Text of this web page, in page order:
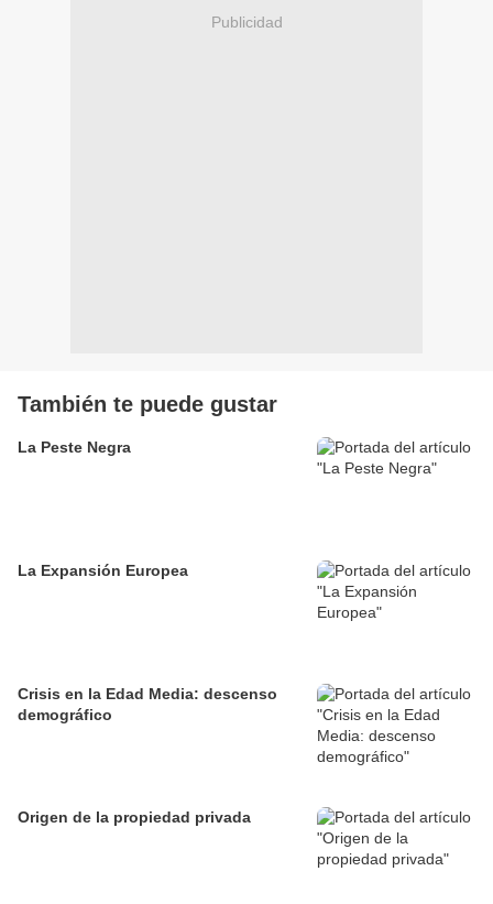
Publicidad
También te puede gustar
La Peste Negra
La Expansión Europea
Crisis en la Edad Media: descenso
demográfico
Origen de la propiedad privada